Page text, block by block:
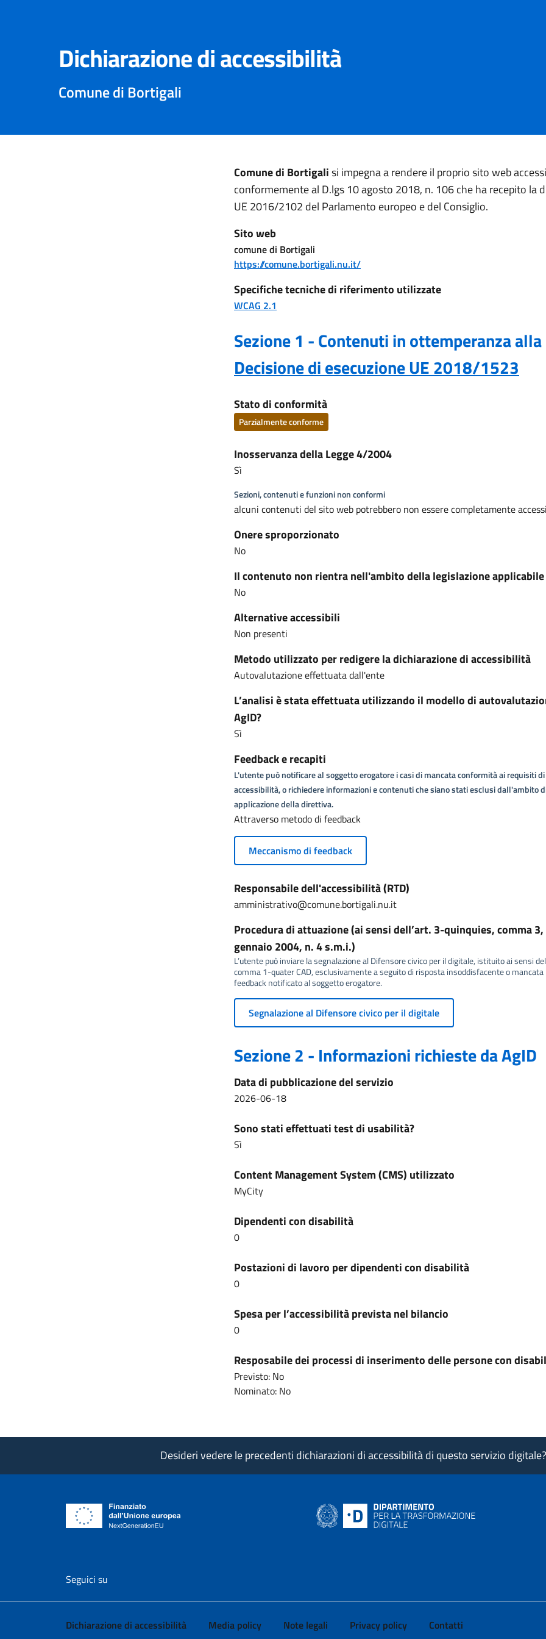
Dichiarazione di accessibilità
Comune di Bortigali
Comune di Bortigalisi impegna a rendere il proprio sito web
conformemente al D.lgs 10 agosto 2018, n. 106 che ha recepito la
UE 2016/2102 del Parlamento europeo e del Consiglio.
Sito web
comune di Bortigali
https://comune.bortigali.nu.it/
Specifiche tecniche di riferimento utilizzate
WCAG 2.1
Sezione 1 - Contenuti in ottemperanza alla
Decisione di esecuzione UE 2018/1523
Stato di conformità
Parzialmente conforme
Inosservanza della Legge 4/2004
Sì
Sezioni, contenuti e funzioni non conformi
alcuni contenuti del sito web potrebbero non essere completamente
Onere sproporzionato
No
Il contenuto non rientra nell'ambito della legislazione applicabile
No
Alternative accessibili
Non presenti
Metodo utilizzato per redigere la dichiarazione di accessibilità
Autovalutazione effettuata dall'ente
L’analisi è stata effettuata utilizzando il modello di
AgID?
Sì
Feedback e recapiti
L'utente può notificare al soggetto erogatore i casi di mancata conformità ai requisiti di
accessibilità, o richiedere informazioni e contenuti che siano stati esclusi dall'ambito
applicazione della direttiva.
Attraverso metodo di feedback
Meccanismo di feedback
Responsabile dell'accessibilità (RTD)
amministrativo@comune.bortigali.nu.it
Procedura di attuazione (ai sensi dell’art. 3-quinquies, comma 3,
gennaio 2004, n. 4 s.m.i.)
L’utente può inviare la segnalazione al Difensore civico per il digitale, istituito ai sensi
comma 1-quater CAD, esclusivamente a seguito di risposta insoddisfacente o
feedback notificato al soggetto erogatore.
Segnalazione al Difensore civico per il digitale
Sezione 2 - Informazioni richieste da AgID
Data di pubblicazione del servizio
2026-06-18
Sono stati effettuati test di usabilità?
Sì
Content Management System (CMS) utilizzato
MyCity
Dipendenti con disabilità
0
Postazioni di lavoro per dipendenti con disabilità
0
Spesa per l’accessibilità prevista nel bilancio
0
Resposabile dei processi di inserimento delle persone con
Previsto: No
Nominato: No
Desideri vedere le precedenti dichiarazioni di accessibilità di questo servizio digitale?
Seguici su
Dichiarazione di accessibilità Media policy Note legali Privacy policy Contatti